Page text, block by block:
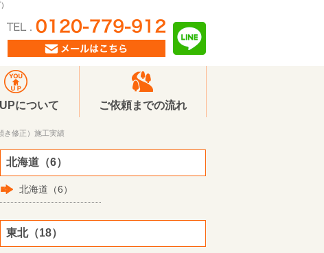
について ご依頼までの流れ
き修正）施工実績
北海道（6）
北海道（6）
東北（18）